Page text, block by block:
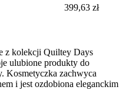
399,63 zł
z kolekcji Quiltey Days
ulubione produkty do
Kosmetyczka zachwyca
i jest ozdobiona eleganckim